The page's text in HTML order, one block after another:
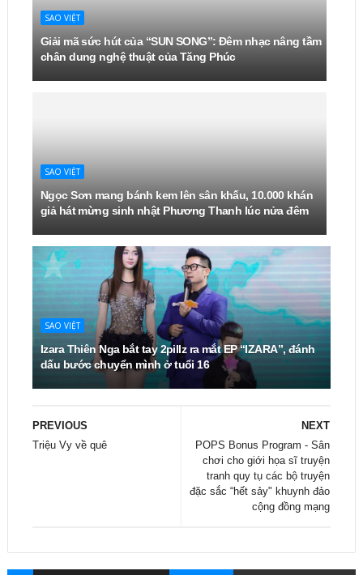
SAO VIỆT
Giải mã sức hút của “SUN SONG”: Đêm nhạc nâng tầm
chân dung nghệ thuật của Tăng Phúc
SAO VIỆT
Ngọc Sơn mang bánh kem lên sân khấu, 10.000 khán
giả hát mừng sinh nhật Phương Thanh lúc nửa đêm
SAO VIỆT
Izara Thiên Nga bắt tay 2pillz ra mắt EP “IZARA”, đánh
dấu bước chuyển mình ở tuổi 16
NEXT
POPS Bonus Program - Sân
chơi cho giới họa sĩ truyện
tranh quy tụ các bộ truyện
đặc sắc “hết sảy" khuynh đảo
cộng đồng mạng
PREVIOUS
Triệu Vy về quê